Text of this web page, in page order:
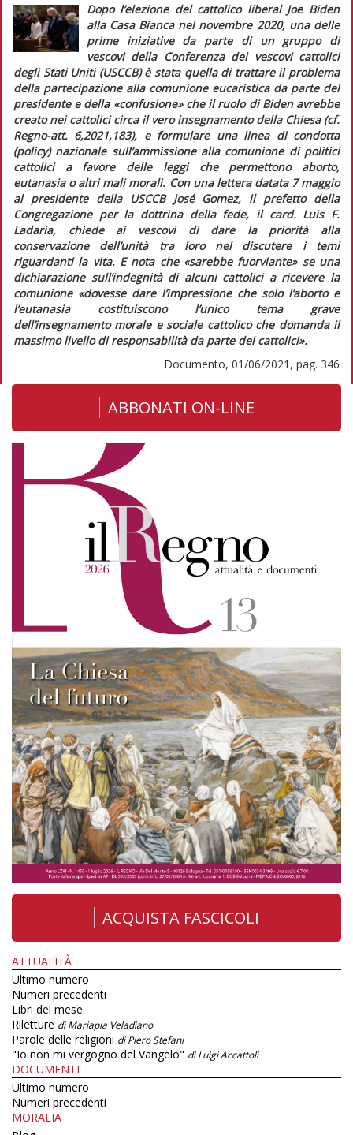
Dopo l’elezione del cattolico liberal Joe Biden
alla Casa Bianca nel novembre 2020, una delle
prime iniziative da parte di un gruppo di
vescovi della Conferenza dei vescovi cattolici
degli Stati Uniti (USCCB) è stata quella di trattare il problema
della partecipazione alla comunione eucaristica da parte del
presidente e della «confusione» che il ruolo di Biden avrebbe
creato nei cattolici circa il vero insegnamento della Chiesa (cf.
Regno-att. 6,2021,183), e formulare una linea di condotta
(policy) nazionale sull’ammissione alla comunione di politici
cattolici a favore delle leggi che permettono aborto,
eutanasia o altri mali morali. Con una lettera datata 7 maggio
al presidente della USCCB José Gomez, il prefetto della
Congregazione per la dottrina della fede, il card. Luis F.
Ladaria, chiede ai vescovi di dare la priorità alla
conservazione dell’unità tra loro nel discutere i temi
riguardanti la vita. E nota che «sarebbe fuorviante»se una
dichiarazione sull’indegnità di alcuni cattolici a ricevere la
comunione «dovesse dare l’impressione che solo l’aborto e
l’eutanasia costituiscono l’unico tema grave
dell’insegnamento morale e sociale cattolico che domanda il
massimo livello di responsabilità da parte dei cattolici».
Documento, 01/06/2021, pag. 346
ABBONATI ON-LINE
ACQUISTA FASCICOLI
ATTUALITÀ
Ultimo numero
Numeri precedenti
Libri del mese
Riletture di Mariapia Veladiano
Parole delle religioni di Piero Stefani
"Io non mi vergogno del Vangelo" di Luigi Accattoli
DOCUMENTI
Ultimo numero
Numeri precedenti
MORALIA